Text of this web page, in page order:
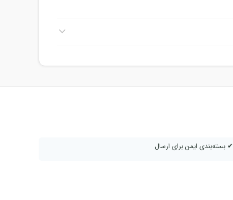
✔ بسته‌بندی ایمن برای ارسال